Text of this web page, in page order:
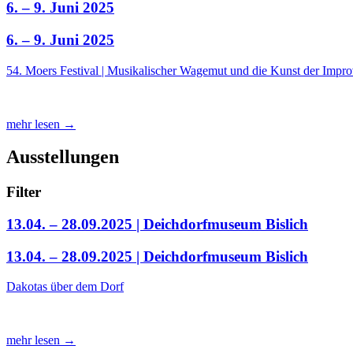
6. – 9. Juni 2025
6. – 9. Juni 2025
54. Moers Festival | Musikalischer Wagemut und die Kunst der
mehr lesen →
Ausstellungen
Filter
13.04. – 28.09.2025 | Deichdorfmuseum Bislich
13.04. – 28.09.2025 | Deichdorfmuseum Bislich
Dakotas über dem Dorf
mehr lesen →